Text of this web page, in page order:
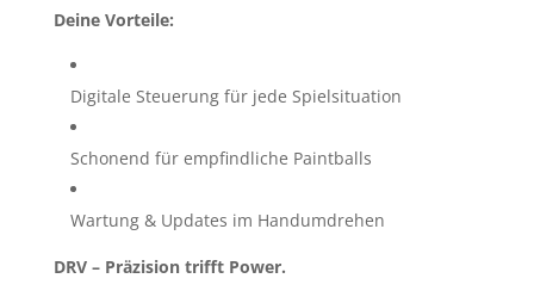
Deine Vorteile:
Digitale Steuerung für jede Spielsituation
Schonend für empfindliche Paintballs
Wartung & Updates im Handumdrehen
DRV – Präzision trifft Power.